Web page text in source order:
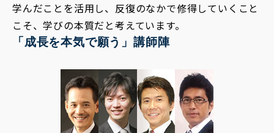
学んだことを活用し、反復のなかで修得していくこと
こそ、学びの本質だと考えています。
「成長を本気で願う」講師陣